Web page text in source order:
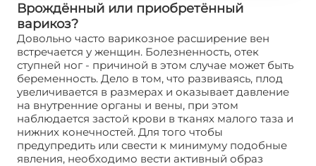
Врождённый или приобретённый
варикоз?
Довольно часто варикозное расширение вен
встречается у женщин. Болезненность, отек
ступней ног - причиной в этом случае может быть
беременность. Дело в том, что развиваясь, плод
увеличивается в размерах и оказывает давление
на внутренние органы и вены, при этом
наблюдается застой крови в тканях малого таза и
нижних конечностей. Для того чтобы
предупредить или свести к минимуму подобные
явления, необходимо вести активный образ